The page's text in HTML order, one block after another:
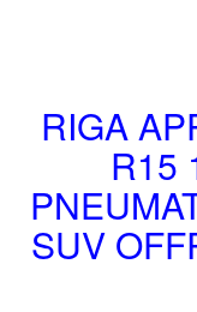
era:
RIGA
R15
SUV